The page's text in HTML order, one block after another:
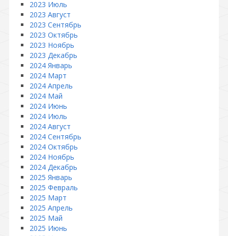
2023 Июль
2023 Август
2023 Сентябрь
2023 Октябрь
2023 Ноябрь
2023 Декабрь
2024 Январь
2024 Март
2024 Апрель
2024 Май
2024 Июнь
2024 Июль
2024 Август
2024 Сентябрь
2024 Октябрь
2024 Ноябрь
2024 Декабрь
2025 Январь
2025 Февраль
2025 Март
2025 Апрель
2025 Май
2025 Июнь